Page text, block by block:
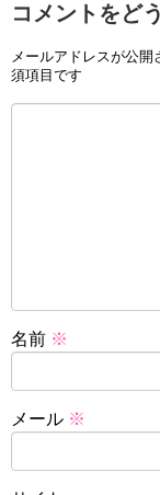
コメントをど
メールアドレスが公開
須項目です
名前 ※
メール ※